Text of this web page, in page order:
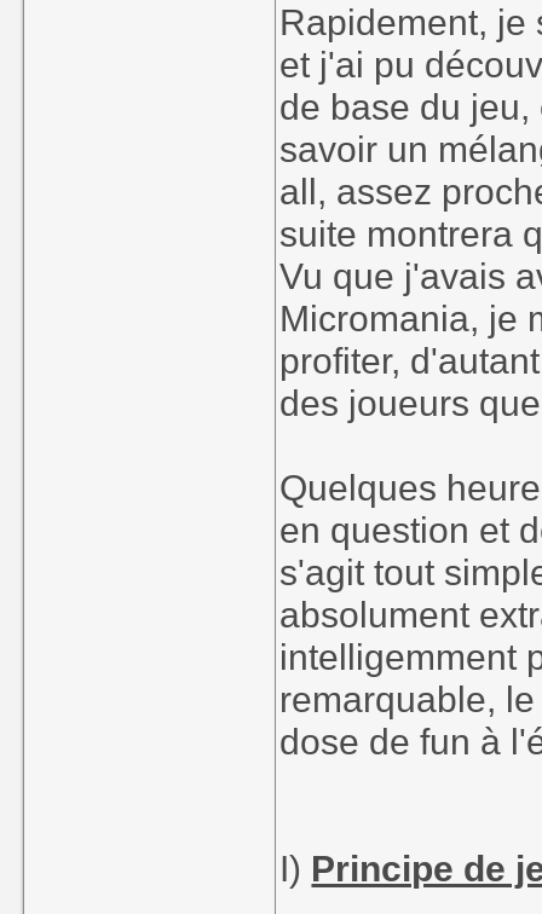
Rapidement,
et j'ai pu
de base du
savoir un
all, assez
suite montrera
Vu que j'avais
Micromania, je
profiter,
des joueurs
Quelques
en question et
s'agit tout
absolument
intelligemment
remarquable,
dose de fun à
I) Principe de